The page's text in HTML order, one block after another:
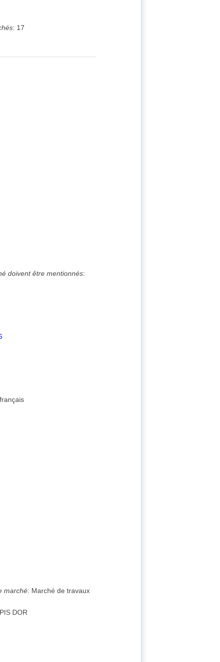
: 17
doivent être mentionnés:
français
marché: Marché de travaux
DOR